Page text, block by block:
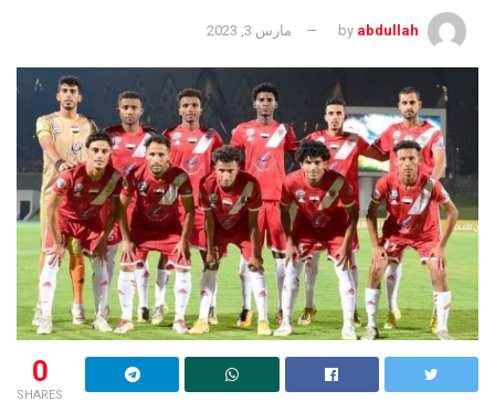
by abdullah مارس 3, 2023
0
SHARES